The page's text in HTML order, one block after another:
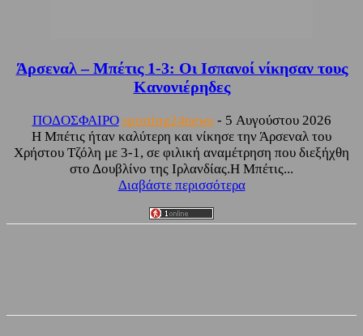
Άρσεναλ – Μπέτις 1-3: Οι Ισπανοί νίκησαν τους
Κανονιέρηδες
ΠΟΔΟΣΦΑΙΡΟ sporting24news - 5 Αυγούστου 2026
Η Μπέτις ήταν καλύτερη και νίκησε την Άρσεναλ του
Χρήστου Τζόλη με 3-1, σε φιλική αναμέτρηση που διεξήχθη
στο Δουβλίνο της Ιρλανδίας.Η Μπέτις...
Διαβάστε περισσότερα